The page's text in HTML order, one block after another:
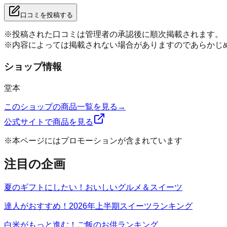
口コミを投稿する
※投稿された口コミは管理者の承認後に順次掲載されます。
※内容によっては掲載されない場合がありますのであらかじ
ショップ情報
堂本
このショップの商品一覧を見る →
公式サイトで商品を見る
※本ページにはプロモーションが含まれています
注目の企画
夏のギフトにしたい！おいしいグルメ＆スイーツ
達人がおすすめ！2026年上半期スイーツランキング
白米がもっと進む！ご飯のお供ランキング